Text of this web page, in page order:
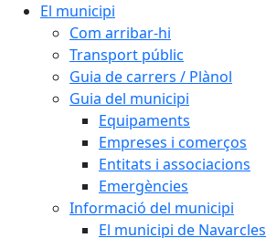
El municipi
Com arribar-hi
Transport públic
Guia de carrers / Plànol
Guia del municipi
Equipaments
Empreses i comerços
Entitats i associacions
Emergències
Informació del municipi
El municipi de Navarcles